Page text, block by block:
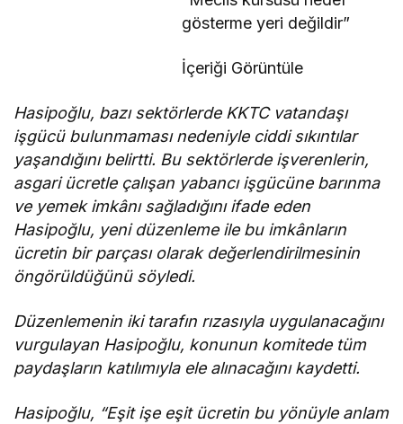
gösterme yeri değildir”
İçeriği Görüntüle
Hasipoğlu, bazı sektörlerde KKTC vatandaşı
işgücü bulunmaması nedeniyle ciddi sıkıntılar
yaşandığını belirtti. Bu sektörlerde işverenlerin,
asgari ücretle çalışan yabancı işgücüne barınma
ve yemek imkânı sağladığını ifade eden
Hasipoğlu, yeni düzenleme ile bu imkânların
ücretin bir parçası olarak değerlendirilmesinin
öngörüldüğünü söyledi.
Düzenlemenin iki tarafın rızasıyla uygulanacağını
vurgulayan Hasipoğlu, konunun komitede tüm
paydaşların katılımıyla ele alınacağını kaydetti.
Hasipoğlu, “Eşit işe eşit ücretin bu yönüyle anlam